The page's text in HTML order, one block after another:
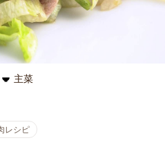
主菜
レシピ